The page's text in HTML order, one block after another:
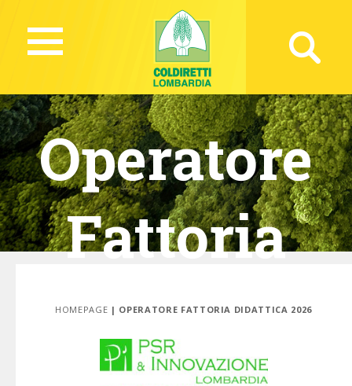
Operatore
Fattoria
Didattica
HOMEPAGE | OPERATORE FATTORIA DIDATTICA 2026